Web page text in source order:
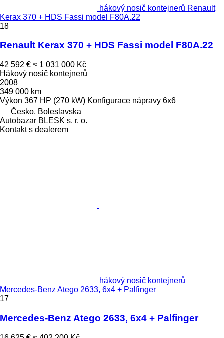
hákový nosič kontejnerů Renault
Kerax 370 + HDS Fassi model F80A.22
18
Renault Kerax 370 + HDS Fassi model F80A.22
42 592 € ≈ 1 031 000 Kč
Hákový nosič kontejnerů
2008
349 000 km
Výkon 367 HP (270 kW) Konfigurace nápravy 6x6
Česko, Boleslavska
Autobazar BLESK s. r. o.
Kontakt s dealerem
hákový nosič kontejnerů
Mercedes-Benz Atego 2633, 6x4 + Palfinger
17
Mercedes-Benz Atego 2633, 6x4 + Palfinger